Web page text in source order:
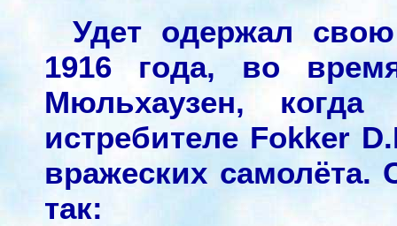
Удет одержал
1916 года, во
Мюльхаузен,
истребителе Fokker
вражеских
так: